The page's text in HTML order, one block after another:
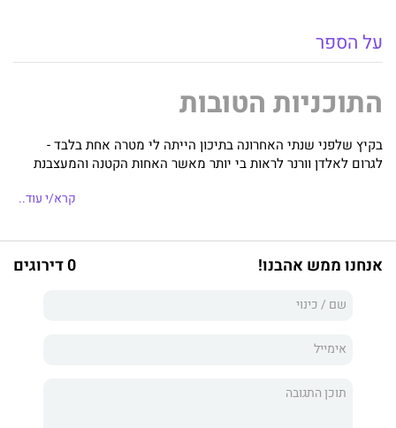
על הספר
התוכניות הטובות
בקיץ שלפני שנתי האחרונה בתיכון הייתה לי מטרה אחת בלבד -
לגרום לאלדן וורנר לראות בי יותר מאשר האחות הקטנה והמעצבנת
שהוא לא זכר כלום מאותו הלילה, מה שהשאיר אותי שבורת לב, וכפי
שגיליתי מאוחר יותר... בהיריון.
תהיה במקום הראשון. למעשה, הכול הולך כשורה - עד שאלדן חוזר
בת השלוש החטטנית שלי ואת אחי המגונן יתר על המידה, ואני
שוקעת בצרות צרורות.
קרא/י עוד..
אנחנו ממש אהבנו! 0 דירוגים